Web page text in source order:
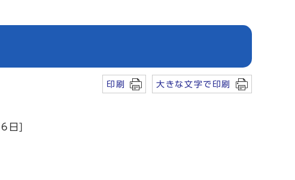
印刷 大きな文字で印刷
日]